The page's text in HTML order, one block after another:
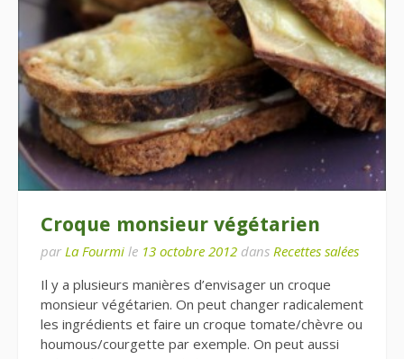
Croque monsieur végétarien
par La Fourmi le 13 octobre 2012 dans Recettes salées
Il y a plusieurs manières d’envisager un croque
monsieur végétarien. On peut changer radicalement
les ingrédients et faire un croque tomate/chèvre ou
houmous/courgette par exemple. On peut aussi